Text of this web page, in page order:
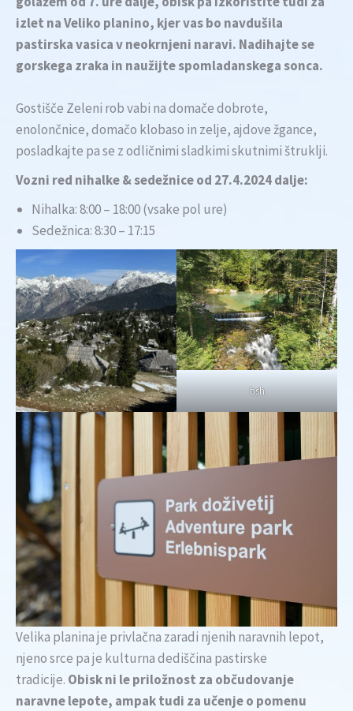
izlet na Veliko planino, kjer vas bo navdušila
pastirska vasica v neokrnjeni naravi. Nadihajte se
gorskega zraka in naužijte spomladanskega sonca.
Gostišče Zeleni rob vabi na domače dobrote,
enolončnice, domačo klobaso in zelje, ajdove žgance,
posladkajte pa se z odličnimi sladkimi skutnimi štruklji.
Vozni red nihalke & sedežnice od 27.4.2024 dalje:
Nihalka: 8:00 – 18:00 (vsake pol ure)
Sedežnica: 8:30 – 17:15
bsh
Velika planina je privlačna zaradi njenih naravnih lepot,
njeno srce pa je kulturna dediščina pastirske
tradicije. Obisk ni le priložnost za občudovanje
naravne lepote, ampak tudi za učenje o pomenu